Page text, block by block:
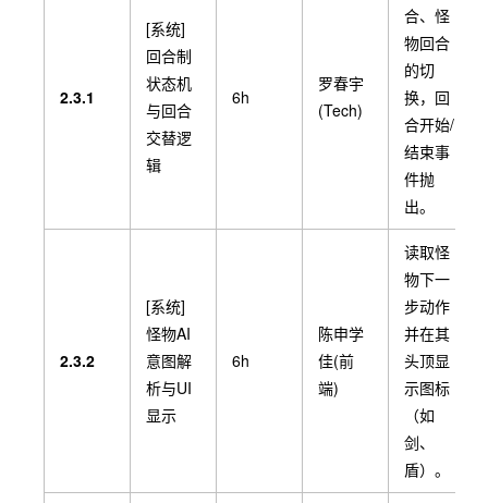
[逻辑] 5
张道具
卡(遗
物)被动
效果挂
刘昶(代
实现如
回合初
加血、
上限提
升等被
动监听
触发逻
[逻辑]
卡牌升
级与删
除核心
丁宇城
(PM)
配合商
店和休
息节
点，实
现对已
有卡牌
属性修
改或移
2.3.1
[系统]
回合制
状态机
与回合
交替逻
辑
6h
罗春宇
(Tech)
合、怪
物回合
的切
换，回
合开始/
结束事
件抛
出。
2.3.2
[系统]
怪物AI
意图解
析与UI
显示
6h
陈申学
佳(前
端)
读取怪
物下一
步动作
并在其
头顶显
示图标
（如
剑、
盾）。